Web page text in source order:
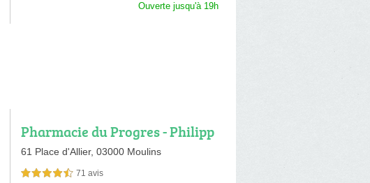
Ouverte jusqu'à 19h
Pharmacie du Progres - Philipp
e Salles
61 Place d'Allier, 03000 Moulins
4,5 étoiles sur 5 71 avis